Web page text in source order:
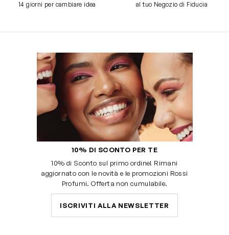
14 giorni per cambiare idea al tuo Negozio di Fiducia
10% DI SCONTO PER TE
10% di Sconto sul primo ordine! Rimani
aggiornato con le novità e le promozioni Rossi
Profumi. Offerta non cumulabile.
ISCRIVITI ALLA NEWSLETTER